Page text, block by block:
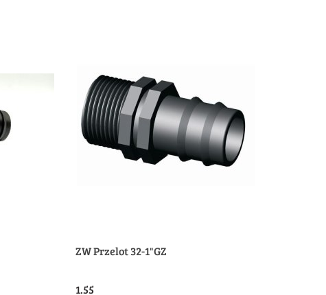
Produkt niedostępny
ZW Przelot 32-1"GZ
1.55